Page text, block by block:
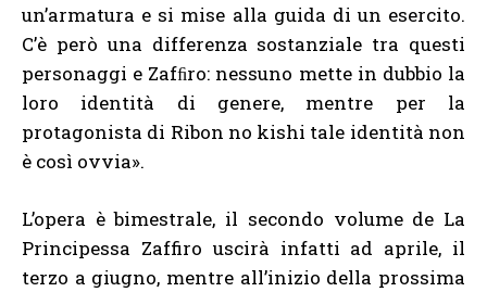
un’armatura e si mise alla guida di un esercito.
C’è però una differenza sostanziale tra questi
personaggi e Zafﬁro: nessuno mette in dubbio la
loro identità di genere, mentre per la
protagonista di Ribon no kishi tale identità non
è così ovvia».
L’opera è bimestrale, il secondo volume de La
Principessa Zaffiro uscirà infatti ad aprile, il
terzo a giugno, mentre all’inizio della prossima